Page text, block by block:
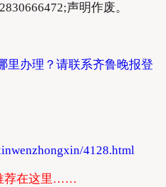
声明作废。
里办理？请联系齐鲁晚报登
4128.html
荐在这里……